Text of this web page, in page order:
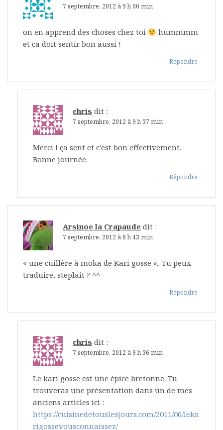
7 septembre, 2012 à 9 h 00 min
on en apprend des choses chez toi
hummmm
et ca doit sentir bon aussi !
Répondre
chris dit :
7 septembre, 2012 à 9 h 37 min
Merci ! ça sent et c’est bon effectivement.
Bonne journée.
Répondre
Arsinoe la Crapaude dit :
7 septembre, 2012 à 8 h 43 min
« une cuillère à moka de Kari gosse ».. Tu peux
traduire, steplait ? ^^
Répondre
chris dit :
7 septembre, 2012 à 9 h 36 min
Le kari gosse est une épice bretonne. Tu
trouveras une présentation dans un de mes
anciens articles ici :
https://cuisinedetouslesjours.com/2011/06/leka
rigossevousconnaissez/